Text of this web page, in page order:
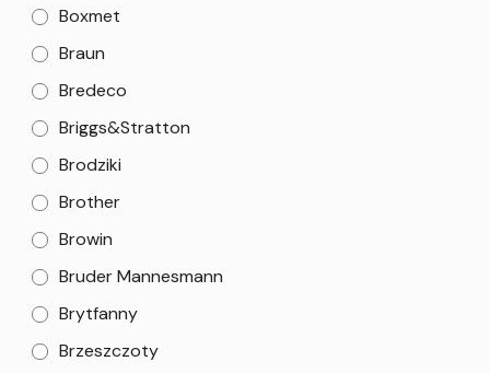
Boxmet
Braun
Bredeco
Briggs&Stratton
Brodziki
Brother
Browin
Bruder Mannesmann
Brytfanny
Brzeszczoty